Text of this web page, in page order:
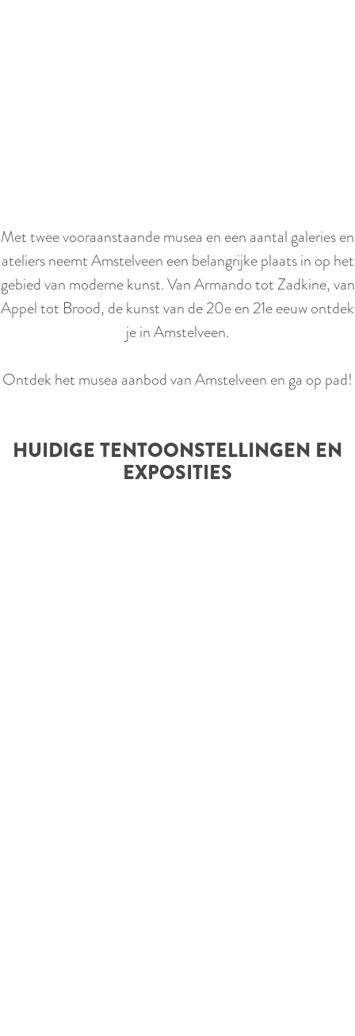
l
n
a
a
r
e
n
d
e
Met twee vooraanstaande musea en een aantal galeries en
ateliers neemt Amstelveen een belangrijke plaats in op het
gebied van moderne kunst. Van Armando tot Zadkine, van
Appel tot Brood, de kunst van de 20e en 21e eeuw ontdek
je in Amstelveen.
Ontdek het musea aanbod van Amstelveen en ga op pad!
HUIDIGE TENTOONSTELLINGEN EN
EXPOSITIES